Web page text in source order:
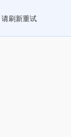
刷新重试